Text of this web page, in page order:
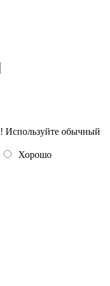
Используйте обычный
Хорошо